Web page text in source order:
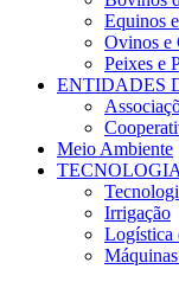
Equinos
Ovinos e
Peixes e
ENTIDADES
Meio Ambiente
Irrigação
Logística